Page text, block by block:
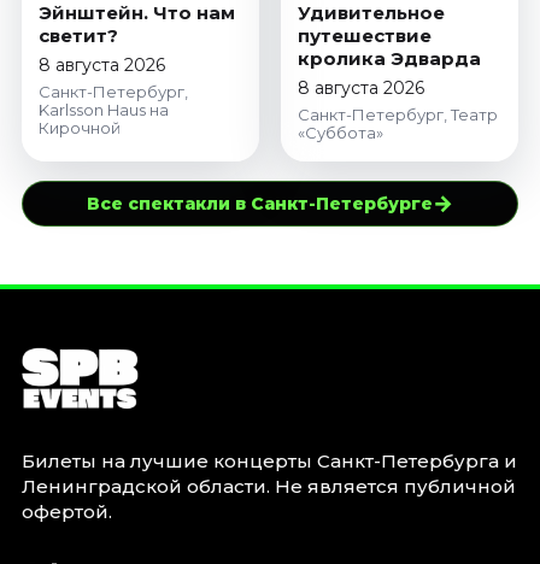
Эйнштейн. Что нам
светит?
8 августа 2026
Санкт-Петербург,
Karlsson Haus на
Кирочной
Удивительное
путешествие
кролика Эдварда
8 августа 2026
Санкт-Петербург, Театр
«Суббота»
Все спектакли в Санкт-Петербурге→
Билеты на лучшие концерты Санкт-Петербурга и
Ленинградской области. Не является публичной
офертой.